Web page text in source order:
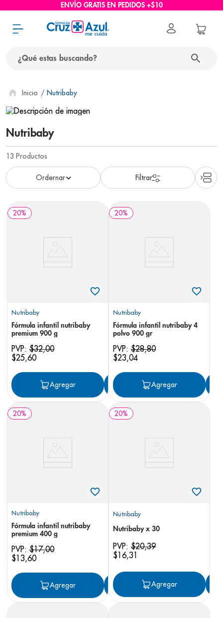
ENVÍO GRATIS EN PEDIDOS +$10
Nutribaby
Nutribaby
13 Productos
20%
Nutribaby
Fórmula infantil nutribaby
premium 900 g
PVP: $32,00
$25,60
Agregar Agregar
20%
Nutribaby
Fórmula infantil nutribaby 4
polvo 900 gr
PVP: $28,80
$23,04
Agregar
20%
Nutribaby
Fórmula infantil nutribaby
premium 400 g
PVP: $17,00
$13,60
Agregar Agregar
20%
Nutribaby
Nutribaby x 30
PVP: $20,39
$16,31
Agregar
términos más buscados
1. protector solar
2. pañales
3. eucerin
4. cerave
nivea
6. shampoo
7.
pediasure
desodorante